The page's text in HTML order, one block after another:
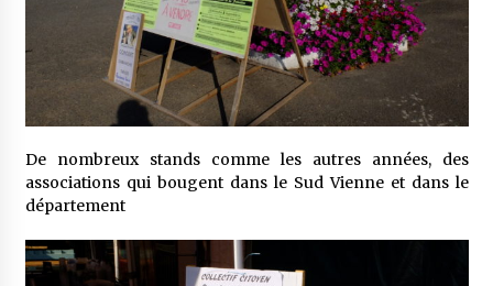
De nombreux stands comme les autres années, des
associations qui bougent dans le Sud Vienne et dans le
département